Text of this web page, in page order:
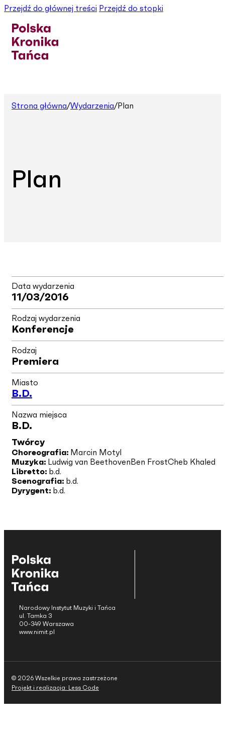
Przejdź do głównej treści Przejdź do stopki
Strona główna/Wydarzenia/Plan
Plan
Data wydarzenia
11/03/2016
Rodzaj wydarzenia
Konferencje
Rodzaj
Premiera
Miasto
B.d.
Nazwa miejsca
B.d.
Twórcy
Choreografia: Marcin Motyl
Muzyka: Ludwig van Beethoven Ben FrostCheb Khaled
Libretto: b.d.
Scenografia: b.d.
Dyrygent: b.d.
Narodowy Instytut Muzyki i Tańca
ul. Tamka 3
00-349 Warszawa
www.nimit.pl
© 2026 Wszelkie prawa zastrzeżone
Projekt i realizacja: Less Code